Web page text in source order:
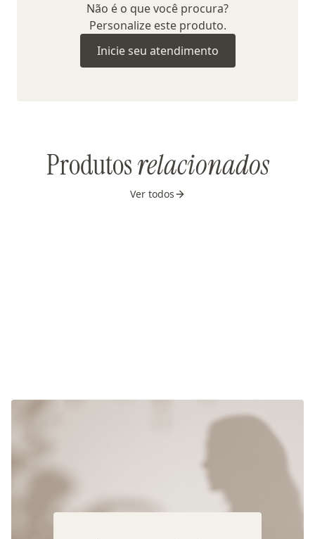
Não é o que você procura?
Personalize este produto.
Inicie seu atendimento
Produtosrelacionados
Ver todos